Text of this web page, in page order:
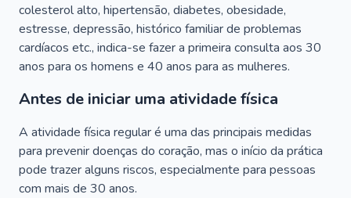
colesterol alto, hipertensão, diabetes, obesidade,
estresse, depressão, histórico familiar de problemas
cardíacos etc., indica-se fazer a primeira consulta aos 30
anos para os homens e 40 anos para as mulheres.
Antes de iniciar uma atividade física
A atividade física regular é uma das principais medidas
para prevenir doenças do coração, mas o início da prática
pode trazer alguns riscos, especialmente para pessoas
com mais de 30 anos.